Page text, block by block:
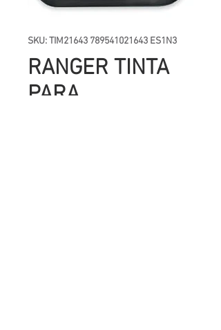
SKU: TIM21643 789541021643 ES1N3
RANGER TINTA
PARA